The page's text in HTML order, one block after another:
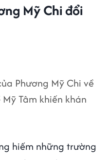
Mỹ Chi đổi
Phương Mỹ Chi về
Tâm khiến khán
hiếm những trường